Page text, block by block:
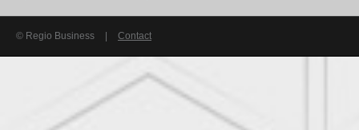
© Regio Business Contact